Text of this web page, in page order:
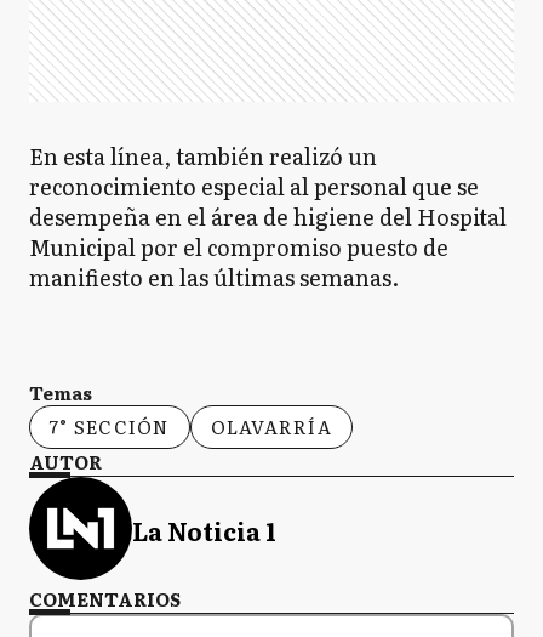
En esta línea, también realizó un
reconocimiento especial al personal que se
desempeña en el área de higiene del Hospital
Municipal por el compromiso puesto de
manifiesto en las últimas semanas.
Temas
7° SECCIÓN
OLAVARRÍA
AUTOR
La Noticia 1
COMENTARIOS